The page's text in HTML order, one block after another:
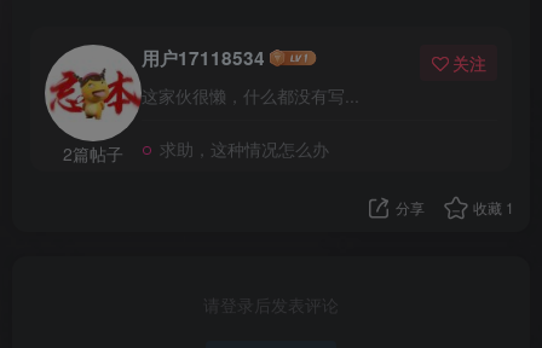
2篇帖子
用户17118534
这家伙很懒，什么都没有写...
关注
求助，这种情况怎么办
分享 收藏 1
请登录后发表评论